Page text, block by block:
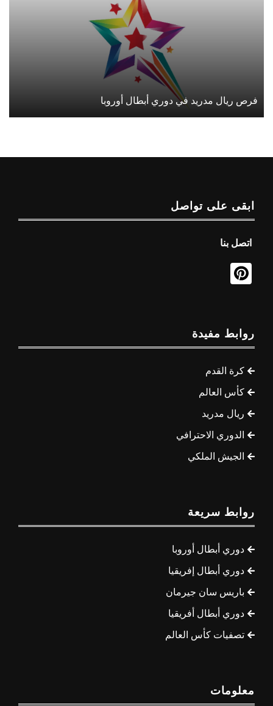
فرص ريال مدريد في دوري أبطال أوروبا
ابقى على تواصل
اتصل بنا
روابط مفيدة
كرة القدم
كأس العالم
ريال مدريد
الدوري الاحترافي
الجيش الملكي
روابط سريعة
دوري أبطال أوروبا
دوري أبطال إفريقيا
باريس سان جيرمان
دوري أبطال أفريقيا
تصفيات كأس العالم
معلومات